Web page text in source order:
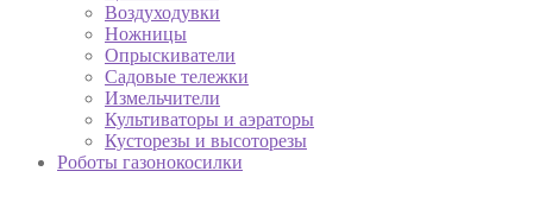
Воздуходувки
Ножницы
Опрыскиватели
Садовые тележки
Измельчители
Культиваторы и аэраторы
Кусторезы и высоторезы
Роботы газонокосилки